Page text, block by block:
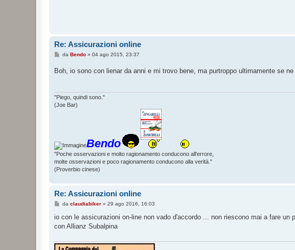
Re: Assicurazioni online
M
s
i
o
da Bendo» 04 ago 2015, 23:37
Boh, io sono con lienar da anni e mi trovo bene, ma purtroppo ultimamente se
"Piego, quindi sono."
(Joe Bar)
Bendo
"Poche osservazioni e molto ragionamento conducono all'errore,
molte osservazioni e poco ragionamento conducono alla verità."
(Proverbio cinese)
Re: Assicurazioni online
M
s
a
i
da claudiabiker» 29 ago 2016, 16:03
io con le assicurazioni on-line non vado d'accordo ... non riescono mai a fare
con Allianz Subalpina